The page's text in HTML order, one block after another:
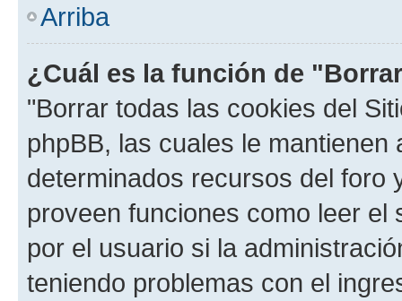
Arriba
¿Cuál es la función de
"Borrar todas las cookies del
phpBB, las cuales le
determinados recursos del foro
proveen funciones como leer el
por el usuario si la
teniendo problemas con el